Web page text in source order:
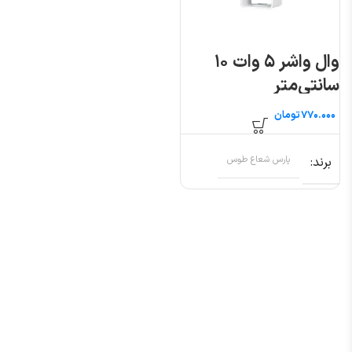
وال واشر ۵ وات ۱۰
سانتی‌متر
تومان
برند پارس شعاع طوس